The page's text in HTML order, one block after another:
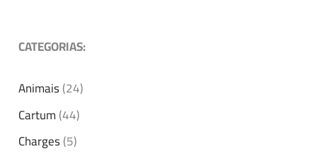
CATEGORIAS:
Animais(24)
Cartum(44)
Charges(5)